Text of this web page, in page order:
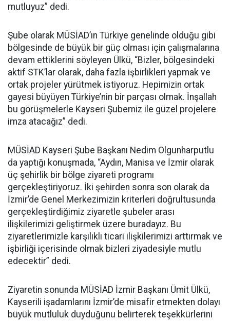
mutluyuz” dedi.
Şube olarak MÜSİAD’ın Türkiye genelinde olduğu gibi
bölgesinde de büyük bir güç olması için çalışmalarına
devam ettiklerini söyleyen Ülkü, “Bizler, bölgesindeki
aktif STK’lar olarak, daha fazla işbirlikleri yapmak ve
ortak projeler yürütmek istiyoruz. Hepimizin ortak
gayesi büyüyen Türkiye’nin bir parçası olmak. İnşallah
bu görüşmelerle Kayseri Şubemiz ile güzel projelere
imza atacağız” dedi.
MÜSİAD Kayseri Şube Başkanı Nedim Olgunharputlu
da yaptığı konuşmada, “Aydın, Manisa ve İzmir olarak
üç şehirlik bir bölge ziyareti programı
gerçekleştiriyoruz. İki şehirden sonra son olarak da
İzmir’de Genel Merkezimizin kriterleri doğrultusunda
gerçekleştirdiğimiz ziyaretle şubeler arası
ilişkilerimizi geliştirmek üzere buradayız. Bu
ziyaretlerimizle karşılıklı ticari ilişkilerimizi arttırmak ve
işbirliği içerisinde olmak bizleri ziyadesiyle mutlu
edecektir” dedi.
Ziyaretin sonunda MÜSİAD İzmir Başkanı Ümit Ülkü,
Kayserili işadamlarını İzmir’de misafir etmekten dolayı
büyük mutluluk duyduğunu belirterek teşekkürlerini